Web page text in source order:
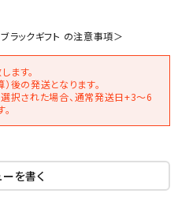
ラックギフト の注意事項＞
ます。
後の発送となります。
選択された場合、通常発送日+3～6
ーを書く